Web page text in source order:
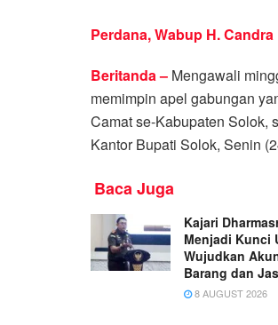
Perdana, Wabup H.
Beritanda – Mengawali
memimpin apel gabungan
Camat se-Kabupaten Solok,
Kantor Bupati Solok, Senin
Baca Juga
Kajari
Menjadi Kunci
Wujudkan
Barang dan
8 AUGUST 2026